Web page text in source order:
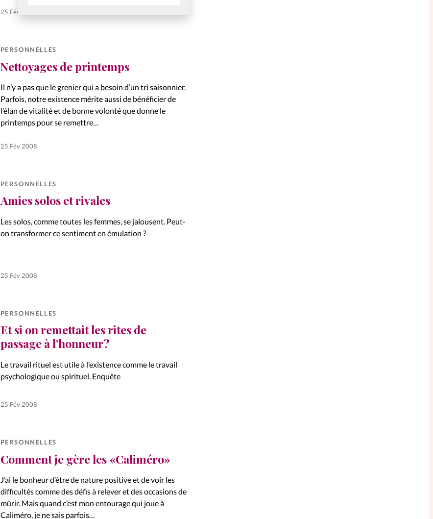
25 Fév 2008
PERSONNELLES
Nettoyages de printemps
Il n’y a pas que le grenier qui a besoin d’un tri saisonnier.
Parfois, notre existence mérite aussi de bénéficier de
l’élan de vitalité et de bonne volonté que donne le
printemps pour se remettre…
25 Fév 2008
PERSONNELLES
Amies solos et rivales
Les solos, comme toutes les femmes, se jalousent. Peut-
on transformer ce sentiment en émulation ?
25 Fév 2008
PERSONNELLES
Et si on remettait les rites de
passage à l’honneur?
Le travail rituel est utile à l’existence comme le travail
psychologique ou spirituel. Enquête
25 Fév 2008
PERSONNELLES
Comment je gère les «Caliméro»
J’ai le bonheur d’être de nature positive et de voir les
difficultés comme des défis à relever et des occasions de
mûrir. Mais quand c’est mon entourage qui joue à
Caliméro, je ne sais parfois…